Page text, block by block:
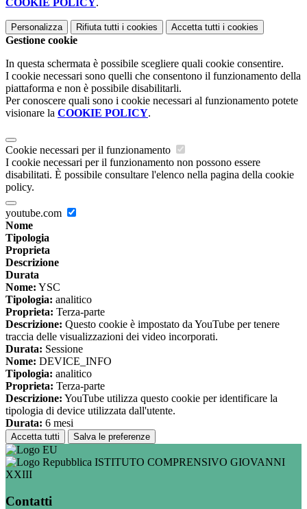
COOKIE POLICY.
Personalizza Rifiuta tutti i cookies Accetta tutti i cookies
Gestione cookie
In questa schermata è possibile scegliere quali cookie consentire.
I cookie necessari sono quelli che consentono il funzionamento della
piattaforma e non è possibile disabilitarli.
Per conoscere quali sono i cookie necessari al funzionamento potete
visionare la COOKIE POLICY.
Cookie necessari per il funzionamento
I cookie necessari per il funzionamento non possono essere
disabilitati. È possibile consultare l'elenco nella pagina della cookie
policy.
youtube.com
Nome
Tipologia
Proprieta
Descrizione
Durata
Nome: YSC
Tipologia: analitico
Proprieta: Terza-parte
Descrizione: Questo cookie è impostato da YouTube per tenere
traccia delle visualizzazioni dei video incorporati.
Durata: Sessione
Nome: DEVICE_INFO
Tipologia: analitico
Proprieta: Terza-parte
Descrizione: YouTube utilizza questo cookie per identificare la
tipologia di device utilizzata dall'utente.
Durata: 6 mesi
Accetta tutti Salva le preferenze
ISTITUTO COMPRENSIVO GIOVANNI
XXIII
Contatti